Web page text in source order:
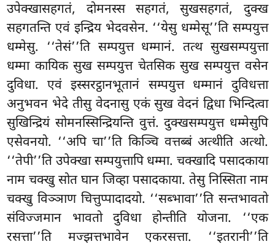
उपेक्खासहगतं, दोमनस्स सहगतं, सुखसहगतं, दुक्ख
सहगतन्ति एवं इन्द्रिय भेदवसेन. ‘‘येसु धम्मेसू’’ति सम्पयुत्त
धम्मेसु. ‘‘तेसं’’ति सम्पयुत्त धम्मानं. तत्थ सुखसम्पयुत्ता
धम्मा कायिक सुख सम्पयुत्त चेतसिक सुख सम्पयुत्त वसेन
दुविधा. एवं इस्सरट्ठानभूतानं सम्पयुत्त धम्मानं दुविधत्ता
अनुभवन भेदे तीसु वेदनासु एकं सुख वेदनं द्विधा भिन्दित्वा
सुखिन्द्रियं सोमनस्सिन्द्रियन्ति वुत्तं. दुक्खसम्पयुत्त धम्मेसुपि
एसेवनयो. ‘‘अपि चा’’ति किञ्चि वत्तब्बं अत्थीति अत्थो.
‘‘तेपी’’ति उपेक्खा सम्पयुत्तापि धम्मा. चक्खादि पसादकाया
नाम चक्खु सोत घान जिव्हा पसादकाया. तेसु निस्सिता नाम
चक्खु विञ्ञाण चित्तुप्पादादयो. ‘‘सब्भावा’’ति सन्तभावतो
संविज्जमान भावतो दुविधा होन्तीति योजना. ‘‘एक
रसत्ता’’ति मज्झत्तभावेन एकरसत्ता. ‘‘इतरानी’’ति